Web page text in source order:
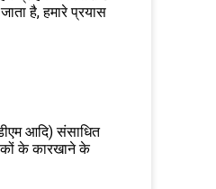
है, हमारे प्रयास
आदि) संसाधित
के कारखाने के